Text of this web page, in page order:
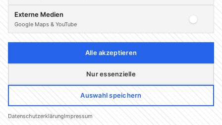
Kategorien
Blog
CF-Stiftung unterstützt erneut ISA Kompass
Charity-A(u)ktion
© 2026 Clemens-Fritz-
Datenschutz
Pflege:
Externe Medien
Google Maps & YouTube
Alle akzeptieren
Nur essenzielle
Auswahl speichern
DatenschutzerklärungImpressum